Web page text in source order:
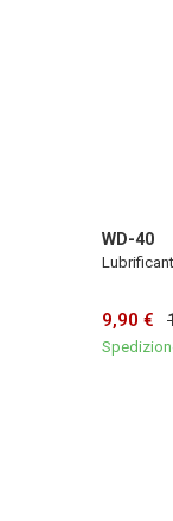
WD-40
9,90 €